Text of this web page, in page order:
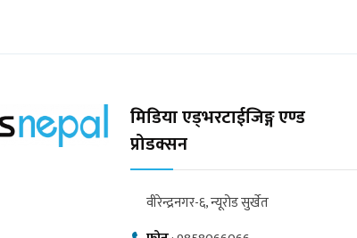
मिडिया एड्भरटाईजिङ्ग एण्ड
प्रोडक्सन
वीरेन्द्रनगर-६, न्यूरोड सुर्खेत